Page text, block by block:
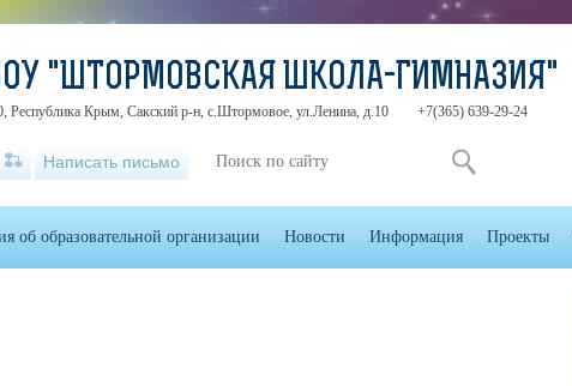
"ШТОРМОВСКАЯ ШКОЛА-ГИМНАЗИЯ"
Республика Крым, Сакский р-н, с.Штормовое, ул.Ленина, д.10 +7(365) 639-29-24
Написать письмо
об образовательной организации Новости Информация Проекты